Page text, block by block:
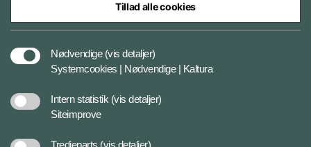
Tillad alle cookies
Nødvendige (vis detaljer)
Systemcookies | Nødvendige | Kaltura
Intern statistik (vis detaljer)
Siteimprove
Tredjeparts (vis detaljer)